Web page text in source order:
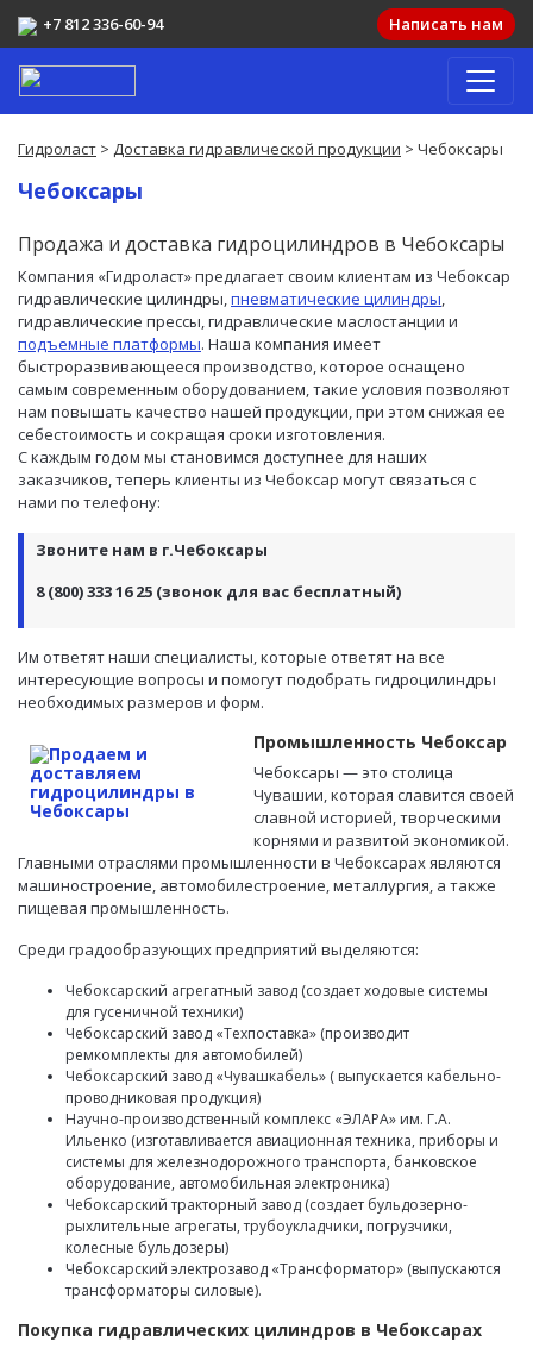
+7 812 336-60-94 Написать нам
Гидроласт > Доставка гидравлической продукции > Чебоксары
Чебоксары
Продажа и доставка гидроцилиндров в Чебоксары
Компания «Гидроласт» предлагает своим клиентам из Чебоксар
гидравлические цилиндры,пневматические цилиндры,
гидравлические прессы, гидравлические маслостанции и
подъемные платформы. Наша компания имеет
быстроразвивающееся производство, которое оснащено
самым современным оборудованием, такие условия позволяют
нам повышать качество нашей продукции, при этом снижая ее
себестоимость и сокращая сроки изготовления.
С каждым годом мы становимся доступнее для наших
заказчиков, теперь клиенты из Чебоксар могут связаться с
нами по телефону:
Звоните нам в г.Чебоксары
8 (800) 333 16 25 (звонок для вас бесплатный)
Им ответят наши специалисты, которые ответят на все
интересующие вопросы и помогут подобрать гидроцилиндры
необходимых размеров и форм.
Промышленность Чебоксар
Чебоксары — это столица
Чувашии, которая славится своей
славной историей, творческими
корнями и развитой экономикой.
Главными отраслями промышленности в Чебоксарах являются
машиностроение, автомобилестроение, металлургия, а также
пищевая промышленность.
Среди градообразующих предприятий выделяются:
Чебоксарский агрегатный завод (создает ходовые системы
для гусеничной техники)
Чебоксарский завод «Техпоставка» (производит
ремкомплекты для автомобилей)
Чебоксарский завод «Чувашкабель» ( выпускается кабельно-
проводниковая продукция)
Научно-производственный комплекс «ЭЛАРА» им. Г.А.
Ильенко (изготавливается авиационная техника, приборы и
системы для железнодорожного транспорта, банковское
оборудование, автомобильная электроника)
Чебоксарский тракторный завод (создает бульдозерно-
рыхлительные агрегаты, трубоукладчики, погрузчики,
колесные бульдозеры)
Чебоксарский электрозавод «Трансформатор» (выпускаются
трансформаторы силовые).
Покупка гидравлических цилиндров в Чебоксарах